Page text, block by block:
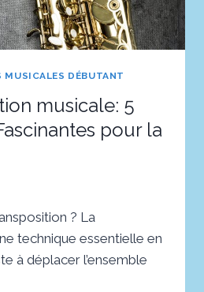
MUSICALES DÉBUTANT
musicale: 5
pour la
? La
technique essentielle en
à déplacer l’ensemble